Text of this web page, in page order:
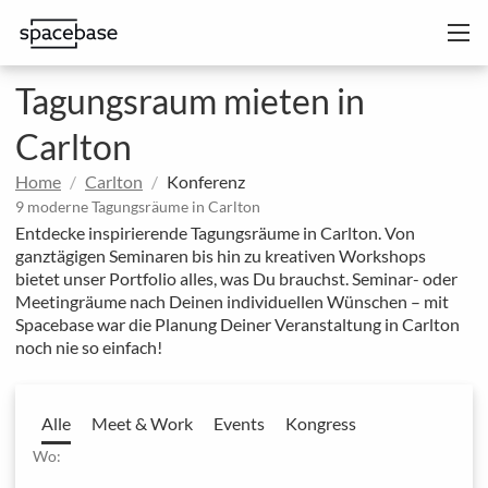
Tagungsraum mieten in
Carlton
Home Carlton Konferenz
9 moderne Tagungsräume in Carlton
Entdecke inspirierende Tagungsräume in Carlton. Von
ganztägigen Seminaren bis hin zu kreativen Workshops
bietet unser Portfolio alles, was Du brauchst. Seminar- oder
Meetingräume nach Deinen individuellen Wünschen – mit
Spacebase war die Planung Deiner Veranstaltung in Carlton
noch nie so einfach!
Alle Meet & Work Events Kongress
Wo: